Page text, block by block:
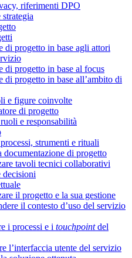
riferimenti DPO
di progetto in base agli attori
di progetto in base al focus
di progetto in base all’ambito di
e figure coinvolte
di progetto
e responsabilità
strumenti e rituali
documentazione di progetto
tavoli tecnici collaborativi
decisioni
il progetto e la sua gestione
il contesto d’uso del servizio
i processi e i touchpointdel
l’interfaccia utente del servizio